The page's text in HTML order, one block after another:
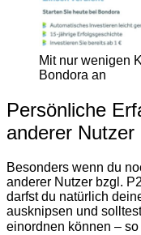
Mit nur wenigen
Bondora an
Persönliche
anderer Nutzer
Besonders wenn du
anderer Nutzer bzgl.
darfst du natürlich
ausknipsen und
einordnen können –